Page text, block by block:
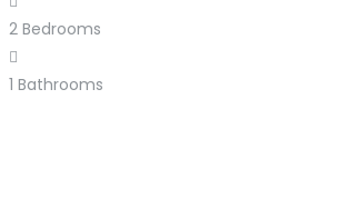
2 Bedrooms
1 Bathrooms